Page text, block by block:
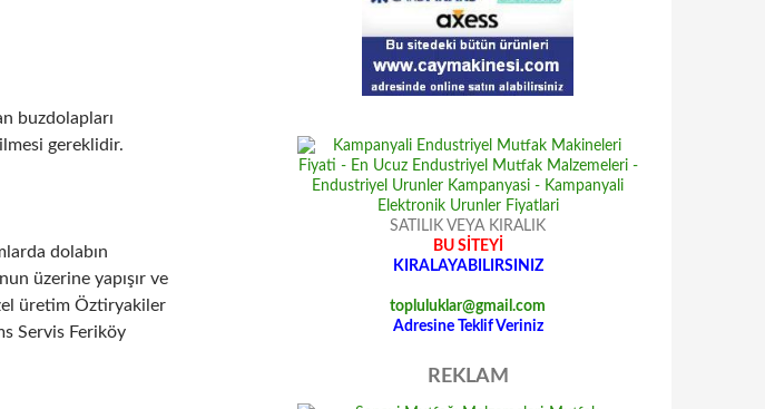
buzdolapları
gereklidir.
dolabın
üzerine yapışır ve
üretim Öztiryakiler
Servis Feriköy
SATILIK VEYA KIRALIK
BU SİTEYİ
KIRALAYABILIRSINIZ
topluluklar@gmail.com
Adresine Teklif Veriniz
REKLAM